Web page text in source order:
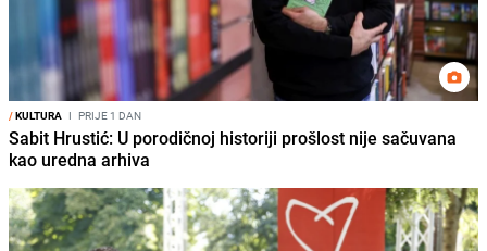
/KULTURA I PRIJE 1 DAN
Sabit Hrustić: U porodičnoj historiji prošlost nije sačuvana
kao uredna arhiva